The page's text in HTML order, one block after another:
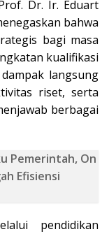
Dr. Ir. Eduart
bahwa
bagi masa
kualifikasi
langsung
riset, serta
berbagai
Pemerintah, On
Efisiensi
pendidikan